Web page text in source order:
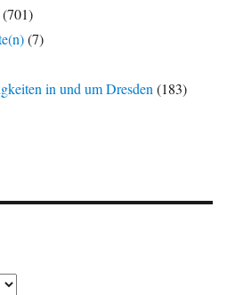
(701)
(7)
in und um Dresden (183)